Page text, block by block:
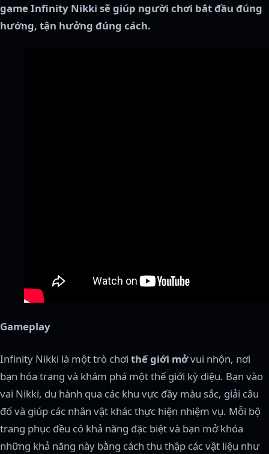
game Infinity Nikki sẽ giúp người chơi bắt đầu đúng
hướng, tận hưởng đúng cách.
Gameplay
Infinity Nikki là một trò chơi thế giới mởvui nhộn, nơi
bạn hóa trang và khám phá một thế giới kỳ diệu. Bạn vào
vai Nikki, du hành qua các khu vực đầy màu sắc, giải câu
đố và giúp các nhân vật khác thực hiện nhiệm vụ. Mỗi bộ
trang phục đều có khả năng đặc biệt và bạn mở khóa
những khả năng này bằng cách thu thập các vật liệu như